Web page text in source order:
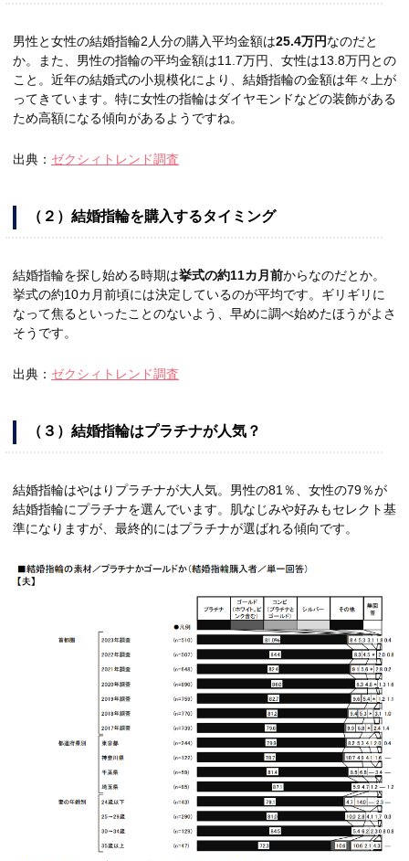
男性と女性の結婚指輪2人分の購入平均金額は25.4万円なのだと
か。また、男性の指輪の平均金額は11.7万円、女性は13.8万円との
こと。近年の結婚式の小規模化により、結婚指輪の金額は年々上が
ってきています。特に女性の指輪はダイヤモンドなどの装飾がある
ため高額になる傾向があるようですね。
出典： ゼクシィトレンド調査
（２）結婚指輪を購入するタイミング
結婚指輪を探し始める時期は挙式の約11カ月前からなのだとか。
挙式の約10カ月前頃には決定しているのが平均です。ギリギリに
なって焦るといったことのないよう、早めに調べ始めたほうがよさ
そうです。
出典： ゼクシィトレンド調査
（３）結婚指輪はプラチナが人気？
結婚指輪はやはりプラチナが大人気。男性の81％、女性の79％が
結婚指輪にプラチナを選んでいます。肌なじみや好みもセレクト基
準になりますが、最終的にはプラチナが選ばれる傾向です。